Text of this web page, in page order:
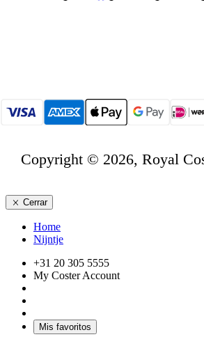
Copyright © 2026, Royal
Cerrar
Home
Nijntje
+31 20 305 5555
My Coster Account
Mis favoritos